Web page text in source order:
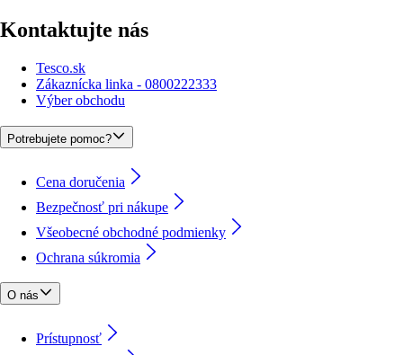
Kontaktujte nás
Tesco.sk
Zákaznícka linka - 0800222333
Výber obchodu
Potrebujete pomoc?
Cena doručenia
Bezpečnosť pri nákupe
Všeobecné obchodné podmienky
Ochrana súkromia
O nás
Prístupnosť